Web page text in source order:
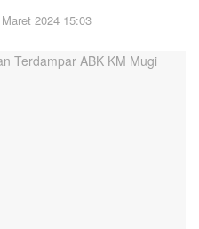
2024 15:03